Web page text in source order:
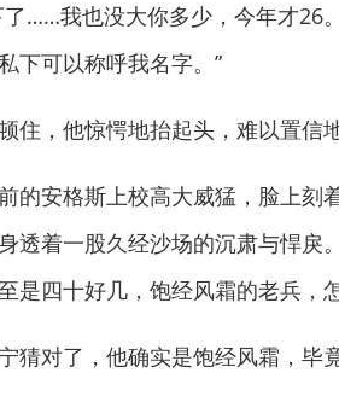
我也没大你多少，今年才26
下可以称呼我名字。”
，他惊愕地抬起头，难以置信地
安格斯上校高大威猛，脸上刻
透着一股久经沙场的沉肃与悍
是四十好几，饱经风霜的老兵，
对了，他确实是饱经风霜，毕